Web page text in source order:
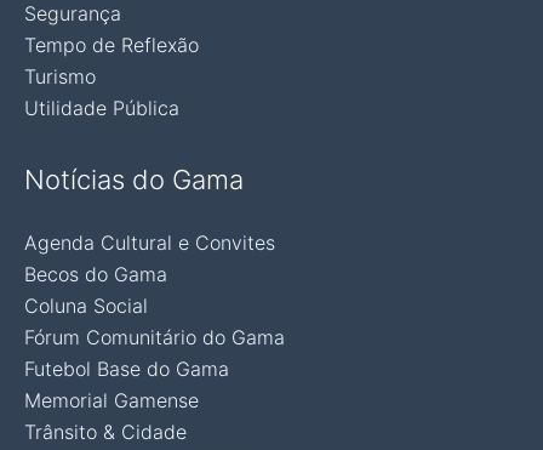
Segurança
Tempo de Reflexão
Turismo
Utilidade Pública
Notícias do Gama
Agenda Cultural e Convites
Becos do Gama
Coluna Social
Fórum Comunitário do Gama
Futebol Base do Gama
Memorial Gamense
Trânsito & Cidade